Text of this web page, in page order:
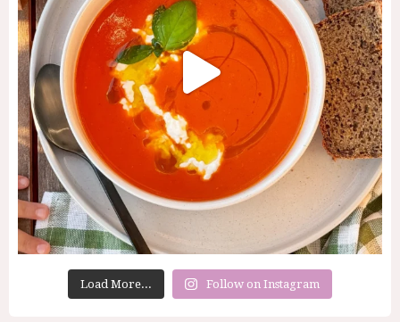
Load More... Follow on Instagram